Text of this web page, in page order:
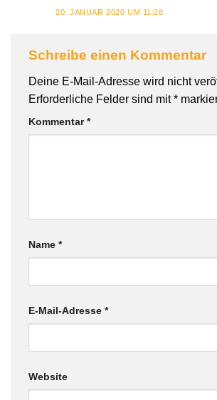
20. JANUAR 2020 UM 11:28
Schreibe einen Kommentar
Deine E-Mail-Adresse wird nicht
Erforderliche Felder sind mit*
Kommentar*
Name *
E-Mail-Adresse *
Website